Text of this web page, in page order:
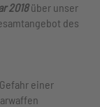
2018über unser
des
einer